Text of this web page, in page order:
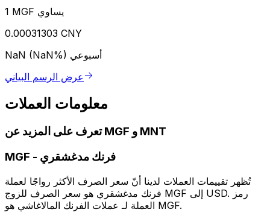
1 MGF يساوي
0.00031303 CNY
NaN (NaN%) أسبوعي
عرض الرسم البياني
معلومات العملات
تعرف على المزيد عن MGF و MNT
MGF - فرنك مدغشقري
تُظهر تقييمات العملات لدينا أنّ سعر الصرف الأكثر رواجًا لعملة
فرنك مدغشقري هو سعر الصرف للزوج MGF إلى USD. رمز
العملة لـ عملات الفرنك المالاغاشي هو MGF.